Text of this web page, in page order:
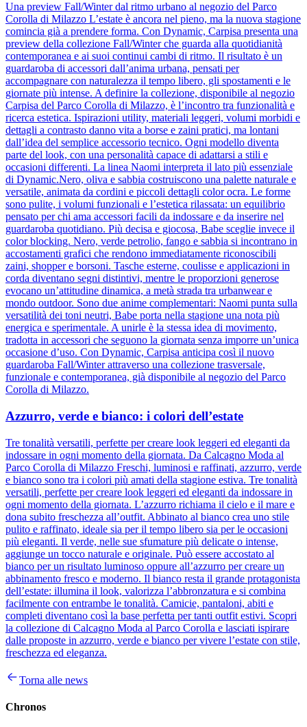
Una preview Fall/Winter dal ritmo urbano al negozio del Parco
Corolla di Milazzo L’estate è ancora nel pieno, ma la nuova stagione
comincia già a prendere forma. Con Dynamic, Carpisa presenta una
preview della collezione Fall/Winter che guarda alla quotidianità
contemporanea e ai suoi continui cambi di ritmo. Il risultato è un
guardaroba di accessori dall’anima urbana, pensati per
accompagnare con naturalezza il tempo libero, gli spostamenti e le
giornate più intense. A definire la collezione, disponibile al negozio
Carpisa del Parco Corolla di Milazzo, è l’incontro tra funzionalità e
ricerca estetica. Ispirazioni utility, materiali leggeri, volumi morbidi e
dettagli a contrasto danno vita a borse e zaini pratici, ma lontani
dall’idea del semplice accessorio tecnico. Ogni modello diventa
parte del look, con una personalità capace di adattarsi a stili e
occasioni differenti. La linea Naomi interpreta il lato più essenziale
di Dynamic.Nero, oliva e sabbia costruiscono una palette naturale e
versatile, animata da cordini e piccoli dettagli color ocra. Le forme
sono pulite, i volumi funzionali e l’estetica rilassata: un equilibrio
pensato per chi ama accessori facili da indossare e da inserire nel
guardaroba quotidiano. Più decisa e giocosa, Babe sceglie invece il
color blocking. Nero, verde petrolio, fango e sabbia si incontrano in
accostamenti grafici che rendono immediatamente riconoscibili
zaini, shopper e borsoni. Tasche esterne, coulisse e applicazioni in
corda diventano segni distintivi, mentre le proporzioni generose
evocano un’attitudine dinamica, a metà strada tra urbanwear e
mondo outdoor. Sono due anime complementari: Naomi punta sulla
versatilità dei toni neutri, Babe porta nella stagione una nota più
energica e sperimentale. A unirle è la stessa idea di movimento,
tradotta in accessori che seguono la giornata senza imporre un’unica
occasione d’uso. Con Dynamic, Carpisa anticipa così il nuovo
guardaroba Fall/Winter attraverso una collezione trasversale,
funzionale e contemporanea, già disponibile al negozio del Parco
Corolla di Milazzo.
Azzurro, verde e bianco: i colori dell’estate
Tre tonalità versatili, perfette per creare look leggeri ed eleganti da
indossare in ogni momento della giornata. Da Calcagno Moda al
Parco Corolla di Milazzo Freschi, luminosi e raffinati, azzurro, verde
e bianco sono tra i colori più amati della stagione estiva. Tre tonalità
versatili, perfette per creare look leggeri ed eleganti da indossare in
ogni momento della giornata. L’azzurro richiama il cielo e il mare e
dona subito freschezza all’outfit. Abbinato al bianco crea uno stile
pulito e raffinato, ideale sia per il tempo libero sia per le occasioni
più eleganti. Il verde, nelle sue sfumature più delicate o intense,
aggiunge un tocco naturale e originale. Può essere accostato al
bianco per un risultato luminoso oppure all’azzurro per creare un
abbinamento fresco e moderno. Il bianco resta il grande protagonista
dell’estate: illumina il look, valorizza l’abbronzatura e si combina
facilmente con entrambe le tonalità. Camicie, pantaloni, abiti e
completi diventano così la base perfetta per tanti outfit estivi. Scopri
la collezione di Calcagno Moda al Parco Corolla e lasciati ispirare
dalle proposte in azzurro, verde e bianco per vivere l’estate con stile,
freschezza ed eleganza.
Torna alle news
Chronos